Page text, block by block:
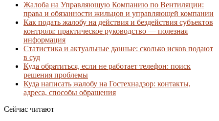
Жалоба на Управляющую Компанию по Вентиляции:
права и обязанности жильцов и управляющей компании
Как подать жалобу на действия и бездействия субъектов
контроля: практическое руководство — полезная
информация
Статистика и актуальные данные: сколько исков подают
в суд
Куда обратиться, если не работает телефон: поиск
решения проблемы
Куда написать жалобу на Гостехнадзор: контакты,
адреса, способы обращения
Сейчас читают